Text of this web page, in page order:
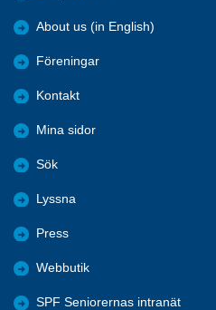
About us (in English)
Föreningar
Kontakt
Mina sidor
Sök
Lyssna
Press
Webbutik
SPF Seniorernas intranät